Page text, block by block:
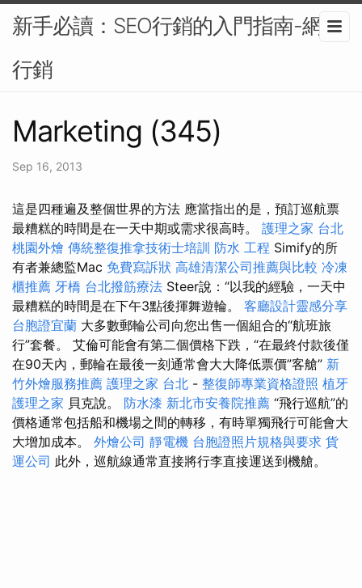
新手必讀：SEO行銷的入門指南-網路
行銷
Marketing (345)
Sep 16, 2013
這是四種遍及整個世界的方法 應當指出的是，預訂巡航票
最糟糕的時間是在一天中期或需求很高時。 護理之家 台北
桃園外燴 傳統整復推拿技術士培訓 防水 工程 Simify的所
有者兼總監Mac 免費寫訴狀 高雄清潔公司推薦與比較 冷凍
櫃推薦 牙橋 台北撥筋療法 Steer說：“以我的經驗，一天中
最糟糕的時間是在下午3點後揮舞遊輪。 客廳設計靈感分享
台胞證宜蘭 大多數郵輪公司向您出售一個組合的“航班旅
行”套餐。 艾倫可能會有第二個價格下跌，“在最終付款後僅
在90天內，郵輪在最後一刻通常會大大降低票價”客艙” 新
竹外燴服務推薦 護理之家 台北 - 整復師專業資格證照 植牙
護理之家 貝克說。 防水漆 新北市安養院推薦 “飛行巡航”的
價格通常包括船和機場之間的轉移，有時單獨飛行可能會大
大增加成本。 外燴公司 靜電機 台胞證照片規格與要求 貨
運公司 此外，巡航線通常直接將行李直接運送到機艙。